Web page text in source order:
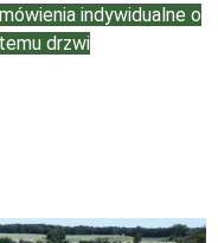
indywidualne o
drzwi